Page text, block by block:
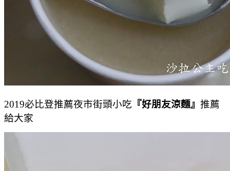
2019必比登推薦夜市街頭小吃 『好朋友涼麵』 推薦
給大家